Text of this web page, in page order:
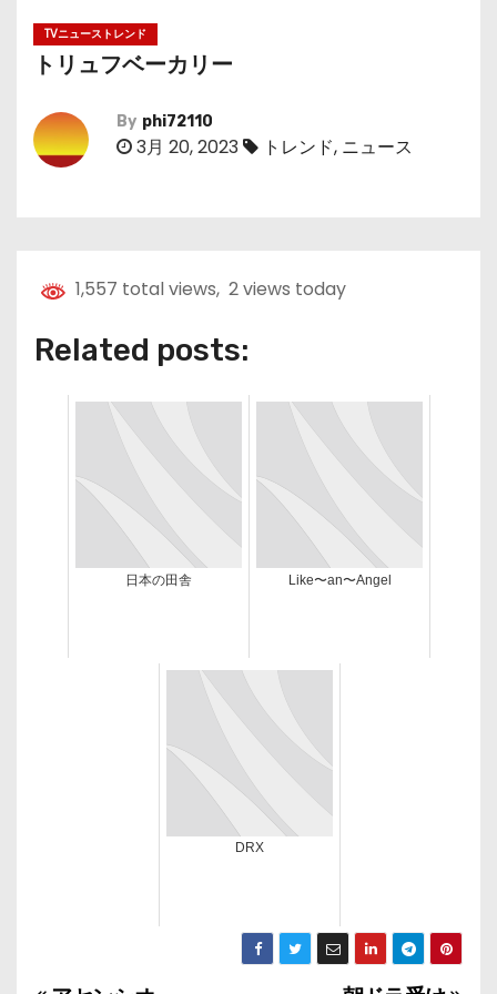
TVニューストレンド
トリュフベーカリー
By phi72110
3月 20, 2023 トレンド, ニュース
1,557 total views, 2 views today
Related posts:
日本の田舎 Like〜an〜Angel
DRX